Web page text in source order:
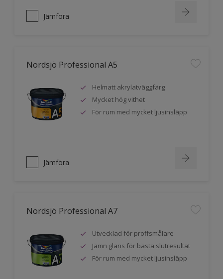
Jämföra
Nordsjö Professional A5
Helmatt akrylatväggfärg
Mycket hög vithet
För rum med mycket ljusinsläpp
Jämföra
Nordsjö Professional A7
Utvecklad för proffsmålare
Jämn glans för bästa slutresultat
För rum med mycket ljusinsläpp